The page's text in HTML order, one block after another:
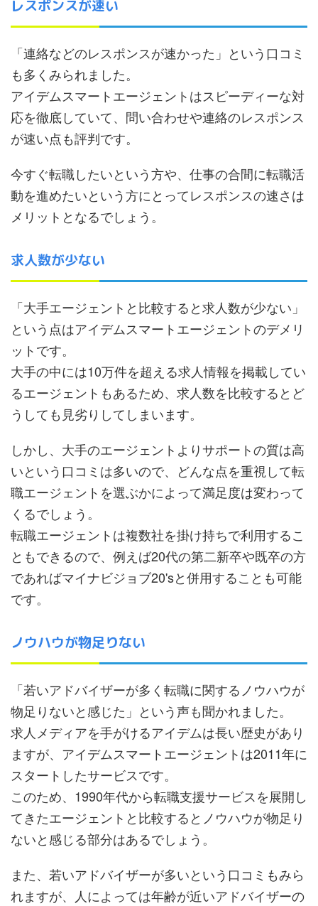
レスポンスが速い
「連絡などのレスポンスが速かった」という口コミ
も多くみられました。
アイデムスマートエージェントはスピーディーな対
応を徹底していて、問い合わせや連絡のレスポンス
が速い点も評判です。
今すぐ転職したいという方や、仕事の合間に転職活
動を進めたいという方にとってレスポンスの速さは
メリットとなるでしょう。
求人数が少ない
「大手エージェントと比較すると求人数が少ない」
という点はアイデムスマートエージェントのデメリ
ットです。
大手の中には10万件を超える求人情報を掲載してい
るエージェントもあるため、求人数を比較するとど
うしても見劣りしてしまいます。
しかし、大手のエージェントよりサポートの質は高
いという口コミは多いので、どんな点を重視して転
職エージェントを選ぶかによって満足度は変わって
くるでしょう。
転職エージェントは複数社を掛け持ちで利用するこ
ともできるので、例えば20代の第二新卒や既卒の方
であればマイナビジョブ20'sと併用することも可能
です。
ノウハウが物足りない
「若いアドバイザーが多く転職に関するノウハウが
物足りないと感じた」という声も聞かれました。
求人メディアを手がけるアイデムは長い歴史があり
ますが、アイデムスマートエージェントは2011年に
スタートしたサービスです。
このため、1990年代から転職支援サービスを展開し
てきたエージェントと比較するとノウハウが物足り
ないと感じる部分はあるでしょう。
また、若いアドバイザーが多いという口コミもみら
れますが、人によっては年齢が近いアドバイザーの